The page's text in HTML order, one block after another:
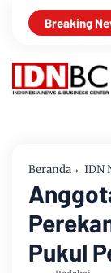
Breaking
Apel
Beranda IDN
Pukul